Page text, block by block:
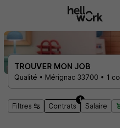
TROUVER MON JOB
Qualité • Mérignac 33700 • 1
Filtres Contrats
1
Salaire